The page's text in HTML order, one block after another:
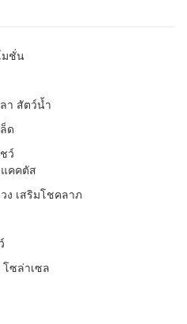
มชั่น
า สัตว์น้ำ
ด
ว์
แคคตัส
ง เสริมโชคลาภ
ซล่าเซล